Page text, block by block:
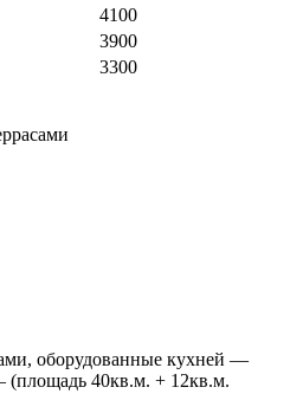
4100
3900
3300
оборудованные кухней —
(площадь 40кв.м. + 12кв.м.